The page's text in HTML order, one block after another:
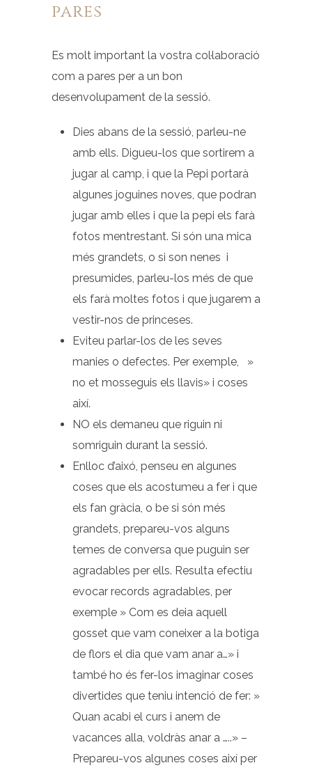
pares
Es molt important la vostra col·laboració
com a pares per a un bon
desenvolupament de la sessió.
Dies abans de la sessió, parleu-ne
amb ells. Digueu-los que sortirem a
jugar al camp, i que la Pepi portarà
algunes joguines noves, que podran
jugar amb elles i que la pepi els farà
fotos mentrestant. Si són una mica
més grandets, o si son nenes i
presumides, parleu-los més de que
els farà moltes fotos i que jugarem a
vestir-nos de princeses.
Eviteu parlar-los de les seves
manies o defectes. Per exemple, »
no et mosseguis els llavis» i coses
així.
NO els demaneu que riguin ni
somriguin durant la sessió.
Enlloc d’aixó, penseu en algunes
coses que els acostumeu a fer i que
els fan gràcia, o be si són més
grandets, prepareu-vos alguns
temes de conversa que puguin ser
agradables per ells. Resulta efectiu
evocar records agradables, per
exemple » Com es deia aquell
gosset que vam coneixer a la botiga
de flors el dia que vam anar a…» i
també ho és fer-los imaginar coses
divertides que teniu intenció de fer: »
Quan acabi el curs i anem de
vacances alla, voldràs anar a …..» –
Prepareu-vos algunes coses així per